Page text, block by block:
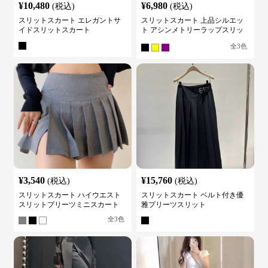
¥10,480 (税込)
スリットスカート エレガントサ
イドスリットスカート
¥6,980 (税込)
スリットスカート 上品シルエッ
ト アシンメトリーラップスリッ
全3色
¥3,540 (税込)
スリットスカート ハイウエスト
スリットプリーツミニスカート
全3色
¥15,760 (税込)
スリットスカート ベルト付き優
雅プリーツスリット